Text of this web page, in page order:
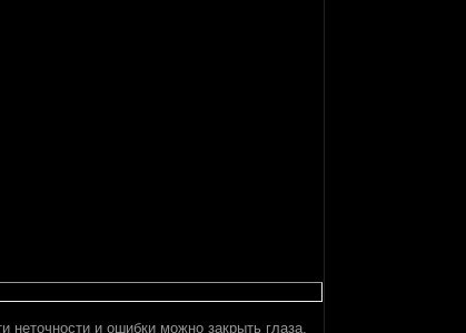
и ошибки можно закрыть глаза,